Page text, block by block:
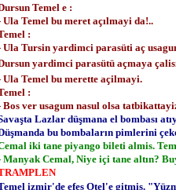
Temel e :
Ula Temel bu meret açılmayi da!..
:
Ula Tursin yardimci parasüti aç
yardimci parasütü açmaya
Ula Temel bu merette açilmayi.
:
Bos ver usagum nasul olsa
Lazlar düşmana el bombası
bu bombaların pimlerini
iki tane piyango bileti almis.
Manyak Cemal, Niye içi tane altın?
izmir'de efes Otel'e gitmis.